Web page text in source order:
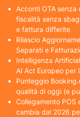
Acconti OTA
fiscalità senza
e fattura differite
Rilascio
Separati e
Intelligenza
AI Act Europeo per
Punteggio
qualità di oggi (e
Collegamento POS
cambia dal 2026